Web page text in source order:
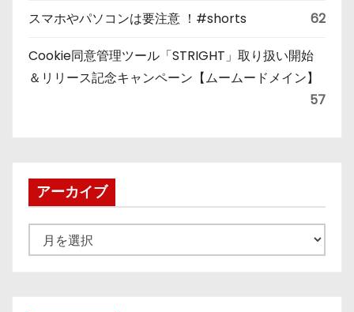
スマホやパソコンは要注意 ！#shorts 62
Cookie同意管理ツール「STRIGHT」取り扱い開始
＆リリース記念キャンペーン【ムームードメイン】
57
アーカイブ
ー